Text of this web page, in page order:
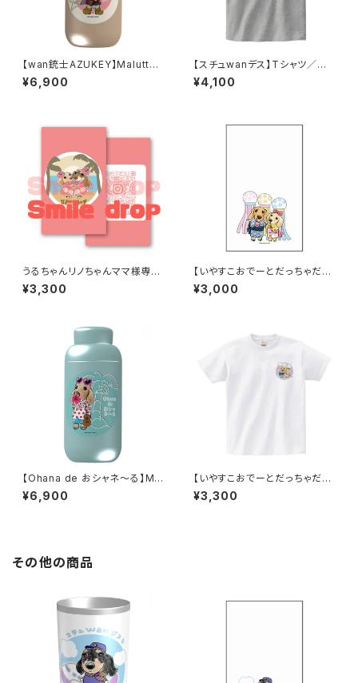
【wan銃士AZUKEY】Malutto
サーモステンレスボトル 400ml
／ベージュ
¥6,900
【スチュwanデス】Tシャツ／杢
グレー
¥4,100
うるちゃんリノちゃんママ様専用
『名刺100枚セット』typeA
¥3,300
【いやすこおでーとだっちゃだれ
～♡】卓上メモ（メッセージカー
ド）
¥3,000
【Ohana de おシャネ～る】Mal
uttoサーモステンレスボトル 40
0ml
¥6,900
【いやすこおでーとだっちゃだれ
～♡】ワンポイントTシャツ／白
¥3,300
その他の商品